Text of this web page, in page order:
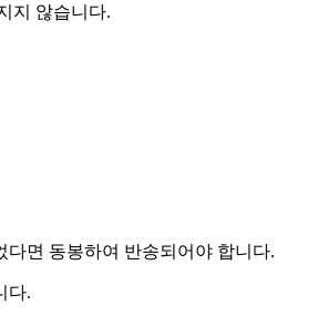
지 않습니다.
면 동봉하여 반송되어야 합니다.
다.